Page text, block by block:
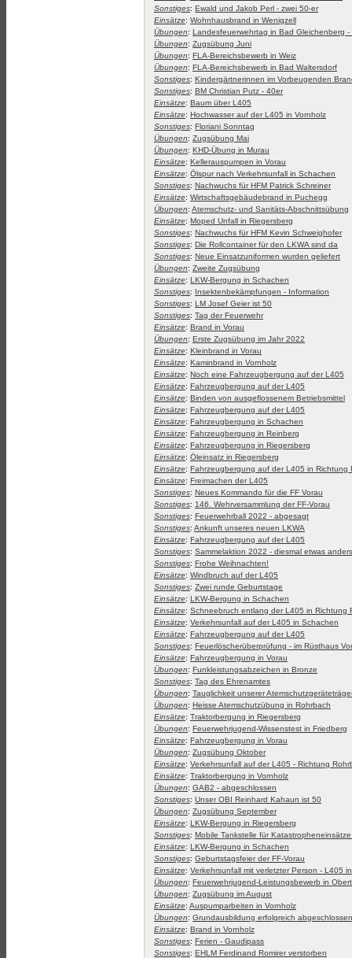
Sonstiges: Ewald und Jakob Perl - zwei 50-er
Einsätze: Wohnhausbrand in Wenigzell
Übungen: Landesfeuerwehrtag in Bad Gleichenberg
Übungen: Zugsübung Juni
Übungen: FLA-Bereichsbewerb in Weiz
Übungen: FLA-Bereichsbewerb in Bad Waltersdorf
Sonstiges: Kindergärtnerinnen im Vorbeugenden
Sonstiges: BM Christian Putz - 40er
Einsätze: Baum über L405
Einsätze: Hochwasser auf der L405 in Vornholz
Sonstiges: Floriani Sonntag
Übungen: Zugsübung Mai
Übungen: KHD-Übung in Murau
Einsätze: Kellerauspumpen in Vorau
Einsätze: Ölspur nach Verkehrsunfall in Schachen
Sonstiges: Nachwuchs für HFM Patrick Schreiner
Einsätze: Wirtschaftsgebäudebrand in Puchegg
Übungen: Atemschutz- und Sanitäts-Abschnittsübung
Einsätze: Moped Unfall in Riegersberg
Sonstiges: Nachwuchs für HFM Kevin Schweighofer
Sonstiges: Die Rollcontainer für den LKWA sind da
Sonstiges: Neue Einsatzuniformen wurden geliefert
Übungen: Zweite Zugsübung
Einsätze: LKW-Bergung in Schachen
Sonstiges: Insektenbekämpfungen - Information
Sonstiges: LM Josef Geier ist 50
Sonstiges: Tag der Feuerwehr
Einsätze: Brand in Vorau
Übungen: Erste Zugsübung im Jahr 2022
Einsätze: Kleinbrand in Vorau
Einsätze: Kaminbrand in Vornholz
Einsätze: Noch eine Fahrzeugbergung auf der L405
Einsätze: Fahrzeugbergung auf der L405
Einsätze: Binden von ausgeflossenem Betriebsmittel
Einsätze: Fahrzeugbergung auf der L405
Einsätze: Fahrzeugbergung in Schachen
Einsätze: Fahrzeugbergung in Reinberg
Einsätze: Fahrzeugbergung in Riegersberg
Einsätze: Öleinsatz in Riegersberg
Einsätze: Fahrzeugbergung auf der L405 in Richtung
Einsätze: Freimachen der L405
Sonstiges: Neues Kommando für die FF Vorau
Sonstiges: 146. Wehrversammlung der FF-Vorau
Sonstiges: Feuerwehrball 2022 - abgesagt
Sonstiges: Ankunft unseres neuen LKWA
Einsätze: Fahrzeugbergung auf der L405
Sonstiges: Sammelaktion 2022 - diesmal etwas anders
Sonstiges: Frohe Weihnachten!
Einsätze: Windbruch auf der L405
Sonstiges: Zwei runde Geburtstage
Einsätze: LKW-Bergung in Schachen
Einsätze: Schneebruch entlang der L405 in Richtung
Einsätze: Verkehrsunfall auf der L405 in Schachen
Einsätze: Fahrzeugbergung auf der L405
Sonstiges: Feuerlöscherüberprüfung - im Rüsthaus
Einsätze: Fahrzeugbergung in Vorau
Übungen: Funkleistungsabzeichen in Bronze
Sonstiges: Tag des Ehrenamtes
Übungen: Tauglichkeit unserer
Übungen: Heisse Atemschutzübung in Rohrbach
Einsätze: Traktorbergung in Riegersberg
Übungen: Feuerwehrjugend-Wissenstest in Friedberg
Einsätze: Fahrzeugbergung in Vorau
Übungen: Zugsübung Oktober
Einsätze: Verkehrsunfall auf der L405 - Richtung
Einsätze: Traktorbergung in Vornholz
Übungen: GAB2 - abgeschlossen
Sonstiges: Unser OBI Reinhard Kahaun ist 50
Übungen: Zugsübung September
Einsätze: LKW-Bergung in Riegersberg
Sonstiges: Mobile Tankstelle für
Einsätze: LKW-Bergung in Schachen
Sonstiges: Geburtstagsfeier der FF-Vorau
Einsätze: Verkehrsunfall mit verletzter Person - L405
Übungen: Feuerwehrjugend-Leistungsbewerb in
Übungen: Zugsübung im August
Einsätze: Auspumparbeiten in Vornholz
Übungen: Grundausbildung erfolgreich abgeschlossen
Einsätze: Brand in Vornholz
Sonstiges: Ferien - Gaudipass
Sonstiges: EHLM Ferdinand Romirer verstorben